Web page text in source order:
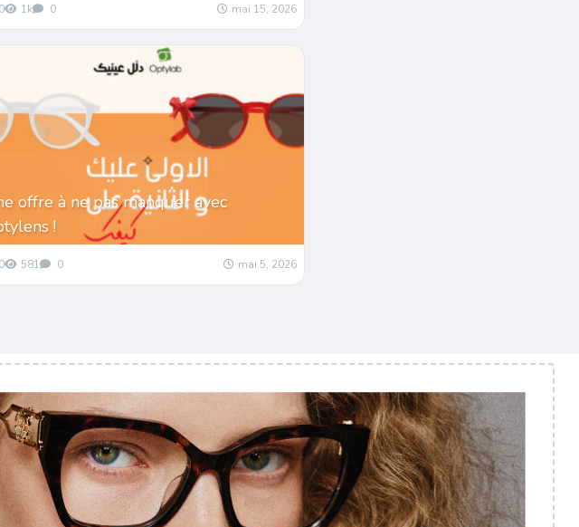
0 1k 0 mai 15, 2026
offre à ne pas manquer avec
!
0 581 0 mai 5, 2026